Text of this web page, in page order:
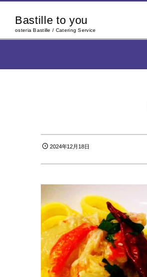
Bastille to you
osteria Bastille / Catering Service
2024年12月18日